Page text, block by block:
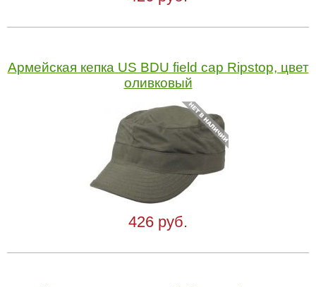
Армейская кепка US BDU field cap Ripstop, цвет
оливковый
426 руб.